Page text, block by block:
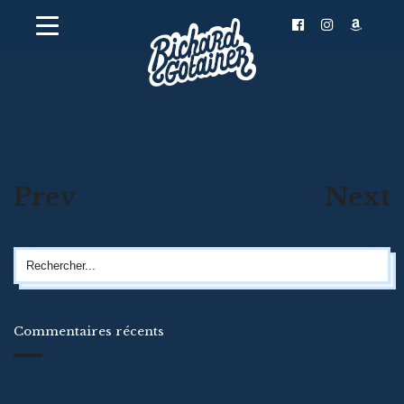
Prev Next
Commentaires récents